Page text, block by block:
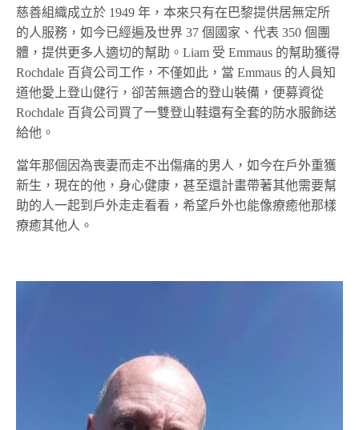
慈善組織成立於 1949 年，本來只有在巴黎提供居無定所
的人服務，如今已經遍及世界 37 個國家、代表 350 個團
體，提供更多人適切的幫助。Liam 受 Emmaus 的幫助獲得
Rochdale 百貨公司工作，不僅如此，當 Emmaus 的人員知
道他愛上登山健行，卻苦無適合的登山裝備，便募資從
Rochdale 百貨公司買了一雙登山鞋還有全套的防水服飾送
給他。
當年那個因為喪妻而走不出傷痛的男人，如今在戶外重獲
新生，現在的他，身心健康，甚至還計畫帶著其他需要幫
助的人一起到戶外走走看看，希望戶外也能像療癒他那樣
療癒其他人。